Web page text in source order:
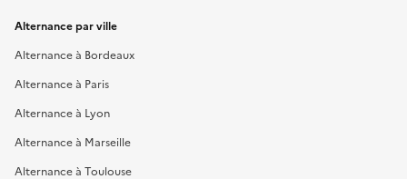
Alternance par ville
Alternance à Bordeaux
Alternance à Paris
Alternance à Lyon
Alternance à Marseille
Alternance à Toulouse